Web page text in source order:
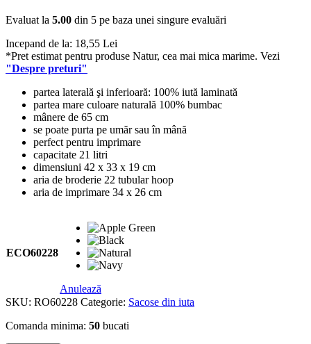
Evaluat la 5.00 din 5 pe baza unei singure evaluări
Incepand de la: 18,55 Lei
*Pret estimat pentru produse Natur, cea mai mica marime. Vezi
"Despre preturi"
partea laterală şi inferioară: 100% iută laminată
partea mare culoare naturală 100% bumbac
mânere de 65 cm
se poate purta pe umăr sau în mână
perfect pentru imprimare
capacitate 21 litri
dimensiuni 42 x 33 x 19 cm
aria de broderie 22 tubular hoop
aria de imprimare 34 x 26 cm
ECO60228
Anulează
SKU: RO60228 Categorie: Sacose din iuta
Comanda minima: 50 bucati